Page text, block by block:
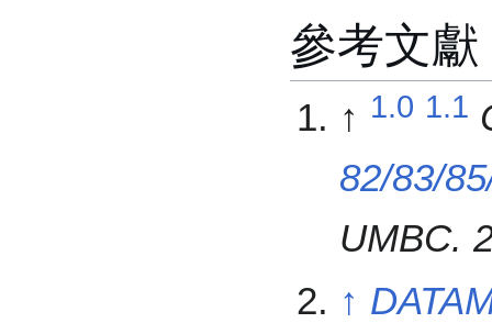
參考文獻
↑ 1.0 1.1
82/83/
UMBC.
↑